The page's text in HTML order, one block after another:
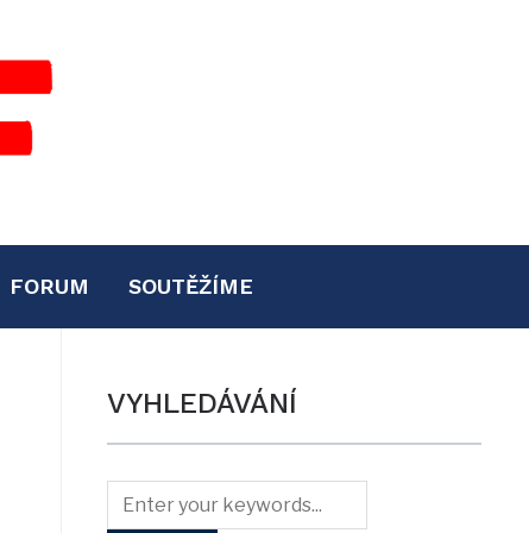
FORUM SOUTĚŽÍME
VYHLEDÁVÁNÍ